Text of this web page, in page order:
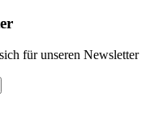
für unseren Newsletter